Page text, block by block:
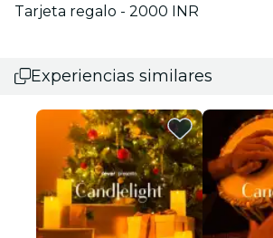
Tarjeta regalo - 2000 INR
Experiencias similares